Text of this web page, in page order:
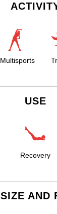
Multisports
USE
Recovery
SIZE AND